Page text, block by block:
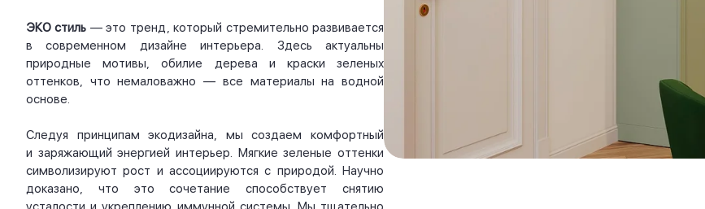
ЭКО стиль — это тренд, который стремительно развивается
в современном дизайне интерьера. Здесь актуальны
природные мотивы, обилие дерева и краски зеленых
оттенков, что немаловажно — все материалы на водной
основе.
Следуя принципам экодизайна, мы создаем комфортный
и заряжающий энергией интерьер. Мягкие зеленые оттенки
символизируют рост и ассоциируются с природой. Научно
доказано, что это сочетание способствует снятию